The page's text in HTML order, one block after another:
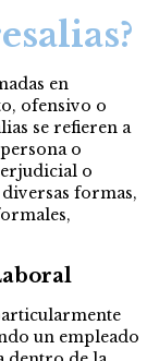
en
ofensivo o
se refieren a
o
o
formas,
un empleado